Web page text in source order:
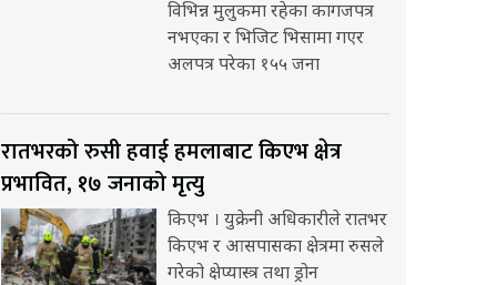
विभिन्न मुलुकमा रहेका कागजपत्र
नभएका र भिजिट भिसामा गएर
अलपत्र परेका १५५ जना
रातभरको रुसी हवाई हमलाबाट किएभ क्षेत्र
प्रभावित, १७ जनाको मृत्यु
किएभ । युक्रेनी अधिकारीले रातभर
किएभ र आसपासका क्षेत्रमा रुसले
गरेको क्षेप्यास्त्र तथा ड्रोन